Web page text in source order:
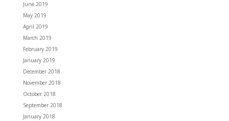
June 2019
May 2019
April 2019
March 2019
February 2019
January 2019
December 2018
November 2018
October 2018
September 2018
January 2018